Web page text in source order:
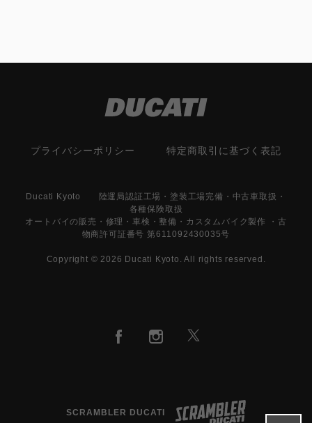
プライバシーポリシー 特定商取引に基づく表記
Ducati Kyoto 陸運局認証工場・塗装工場完備・中古車取扱・
各種保険取扱
オートバイの販売・修理・車検・整備・カスタムバイク製作 ・古
物商許可証番号 第611092430035号
Copyright © 2026 Ducati Kyoto. All rights reserved.
SCRAMBLER DUCATI